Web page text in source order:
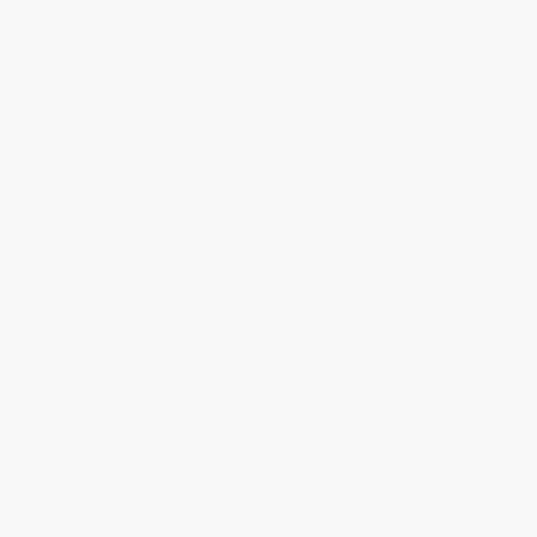
Öffnungszeiten und Informationen zu
erfolgt sind.
Raum werden aufgegriffen.